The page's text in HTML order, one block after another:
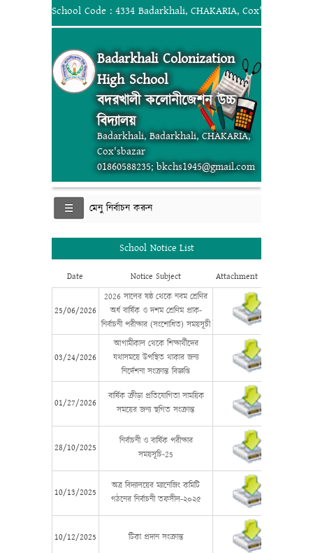
School Code : 4334 Badarkhali, CHAKARIA, Cox'sbazar;
Badarkhali Colonization
High School
বদরখালী কলোনীজেশন উচ্চ
বিদ্যালয়
Badarkhali, Badarkhali, CHAKARIA,
Cox'sbazar
01860588235; bkchs1945@gmail.com
মেনু নির্বাচন করুন
School Notice List
Date Notice Subject Attachment
25/06/2026
2026 সালের ষষ্ঠ থেকে নবম শ্রেণির
অর্ধ বার্ষিক ও দশম শ্রেণিম প্রাক-
নির্বাচনী পরীক্ষার (সংশোধিত) সময়সূচী
03/24/2026
আগামীকাল থেকে শিক্ষার্থীদের
যথাসময়ে উপস্থিত থাকার জন্য
নির্দেশনা সংক্রান্ত বিজ্ঞপ্তি
01/27/2026
বার্ষিক ক্রীড়া প্রতিযোগিতা সাময়িক
সময়ের জন্য স্থগিত সংক্রান্ত
28/10/2025
নির্বাচনী ও বার্ষিক পরীক্ষার
সময়সূচি-25
10/13/2025
অত্র বিদ্যালয়ের ম্যানেজিং কমিটি
গঠনের নির্বাচনী তফসীল-২০২৫
10/12/2025 টিকা প্রদান সংক্রান্ত